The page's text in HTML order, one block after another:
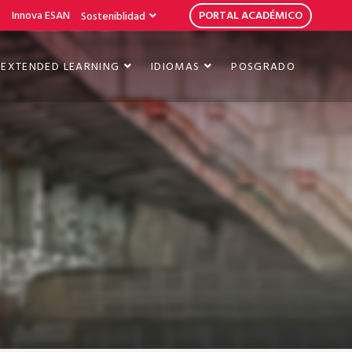
Innova ESAN Sosteniblidad PORTAL ACADÉMICO
EXTENDED LEARNING IDIOMAS POSGRADO